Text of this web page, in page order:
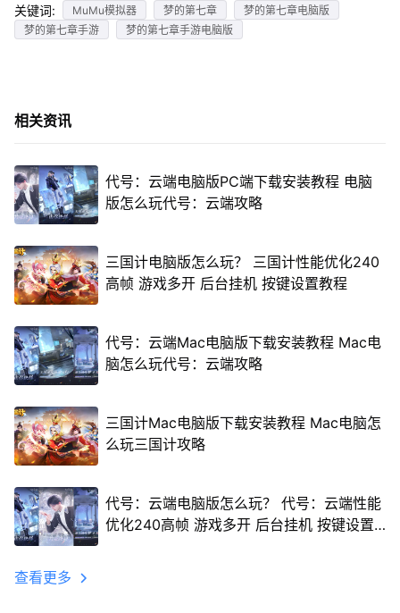
关键词: MuMu模拟器 梦的第七章
梦的第七章电脑版
梦的第七章手游
梦的第七章手游电脑版
相关资讯
代号：云端电脑版PC端下载安装教程 电脑
版怎么玩代号：云端攻略
三国计电脑版怎么玩？ 三国计性能优化240
高帧 游戏多开 后台挂机 按键设置教程
代号：云端Mac电脑版下载安装教程 Mac电
脑怎么玩代号：云端攻略
三国计Mac电脑版下载安装教程 Mac电脑怎
么玩三国计攻略
代号：云端电脑版怎么玩？ 代号：云端性能
优化240高帧 游戏多开 后台挂机 按键设置
查看更多